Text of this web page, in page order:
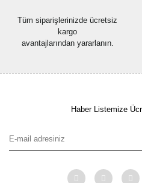
Tüm siparişlerinizde ücretsiz
kargo
avantajlarından yararlanın.
Haber Listemize